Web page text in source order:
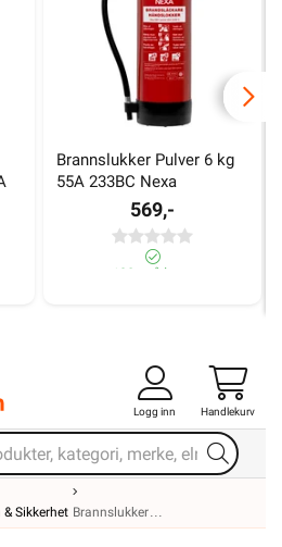
Brannslukker Pulver 6 kg
55A 233BC Nexa
569,-
190+ på lager
Logg inn Handlekurv
& Sikkerhet Brannslukker